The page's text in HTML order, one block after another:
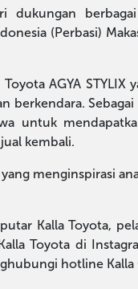
dukungan
(Perbasi)
AGYA STYLIX
untuk
kembali.
menginspirasi
Kalla Toyota,
Toyota di
hotline